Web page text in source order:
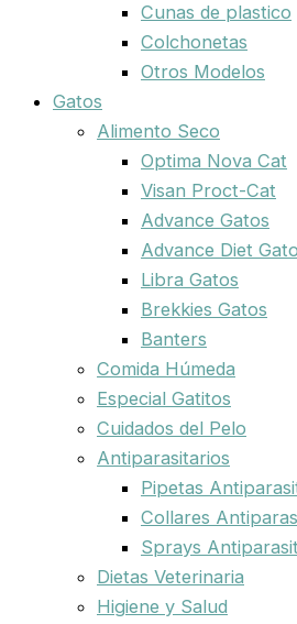
Cunas de plastico
Colchonetas
Otros Modelos
Gatos
Alimento Seco
Optima Nova Cat
Visan Proct-Cat
Advance Gatos
Advance Diet
Libra Gatos
Brekkies Gatos
Banters
Comida Húmeda
Especial Gatitos
Cuidados del Pelo
Antiparasitarios
Pipetas
Collares
Sprays
Dietas Veterinaria
Higiene y Salud